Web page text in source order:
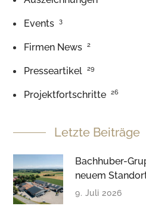
Events 3
Firmen News 2
Presseartikel 29
Projektfortschritte 26
Letzte Beiträge
Bachhuber-
neuem
9. Juli 2026